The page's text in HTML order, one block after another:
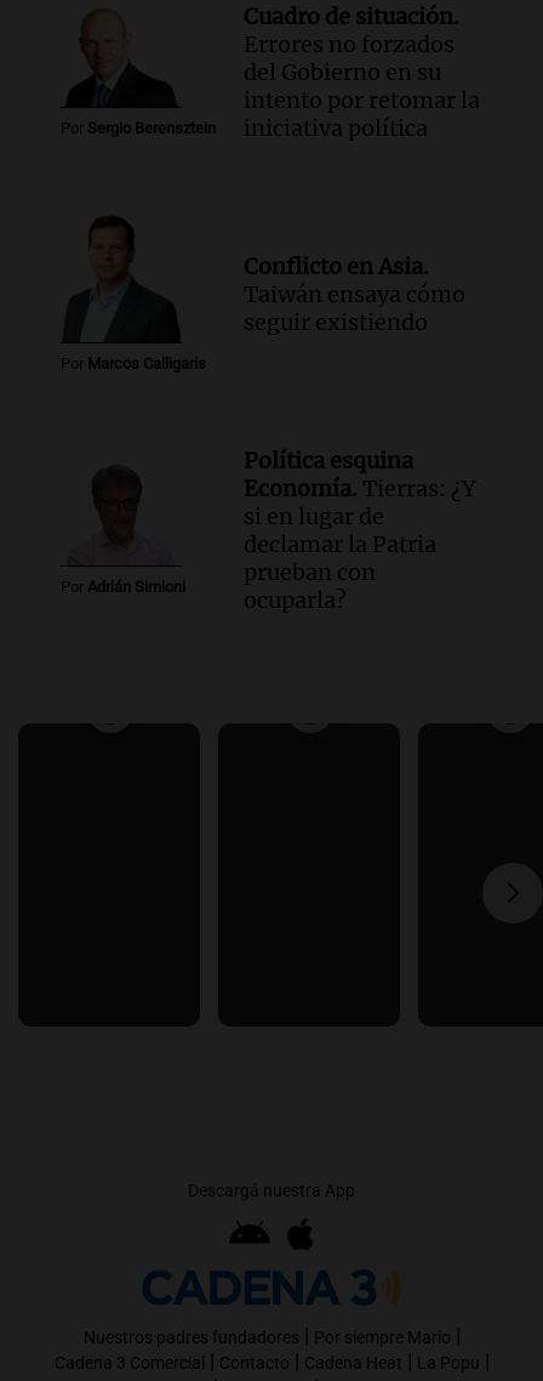
Por Sergio Berensztein
Cuadro de situación.
Errores no forzados
del Gobierno en su
intento por retomar la
iniciativa política
Por Marcos Calligaris
Conflicto en Asia.
Taiwán ensaya cómo
seguir existiendo
Por Adrián Simioni
Política esquina
Economía. Tierras: ¿Y
si en lugar de
declamar la Patria
prueban con
ocuparla?
Descargá nuestra App
Nuestros padres fundadores | Por siempre Mario |
Cadena 3 Comercial | Contacto | Cadena Heat | La Popu |